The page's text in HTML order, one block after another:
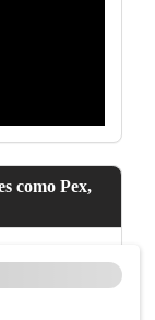
como Pex,